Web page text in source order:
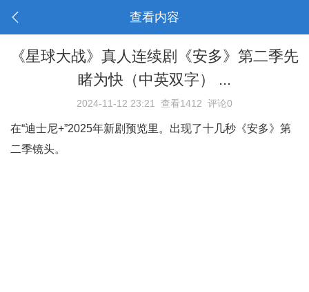
查看内容
《星球大战》真人连续剧《安多》第二季先
睹为快（中英双字） ...
2024-11-12 23:21 查看1412 评论0
在“迪士尼+”2025年新剧预览里。出现了十几秒《安多》第
二季镜头。